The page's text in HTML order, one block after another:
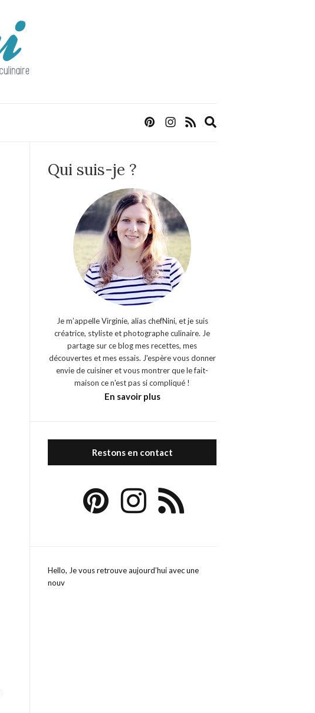
Qui suis-je ?
Je m’appelle Virginie, alias chefNini, et je suis
créatrice, styliste et photographe culinaire. Je
partage sur ce blog mes recettes, mes
découvertes et mes essais. J'espère vous donner
envie de cuisiner et vous montrer que le fait-
maison ce n'est pas si compliqué !
En savoir plus
Restons en contact
Hello, Je vous retrouve aujourd’hui avec une
nouv